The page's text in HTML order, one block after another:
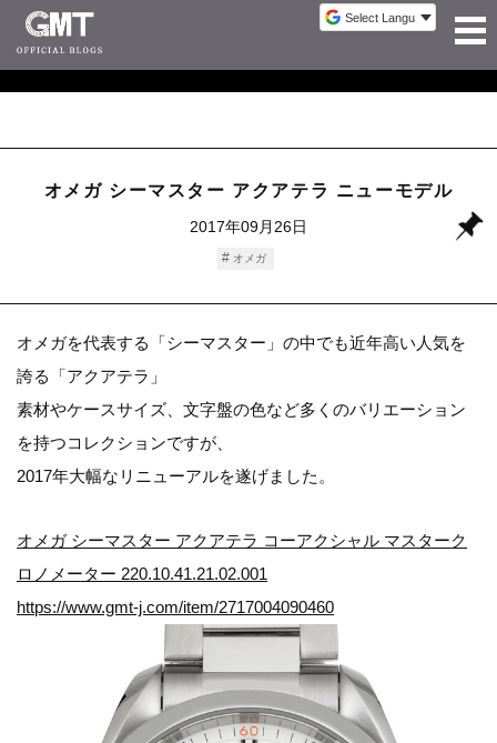
オメガ シーマスター アクアテラ ニューモデル
2017年09月26日
オメガ
オメガを代表する「シーマスター」の中でも近年高い人気を
誇る「アクアテラ」
素材やケースサイズ、文字盤の色など多くのバリエーション
を持つコレクションですが、
2017年大幅なリニューアルを遂げました。
オメガ シーマスター アクアテラ コーアクシャル マスターク
ロノメーター 220.10.41.21.02.001
https://www.gmt-j.com/item/2717004090460